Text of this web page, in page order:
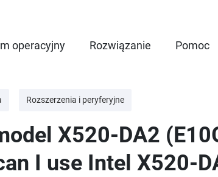
operacyjny Rozwiązanie Pomoc
Rozszerzenia i peryferyjne
X520-DA2
I use Intel X520-